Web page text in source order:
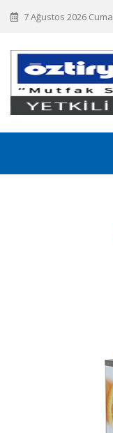
7 Ağustos 2026 Cuma